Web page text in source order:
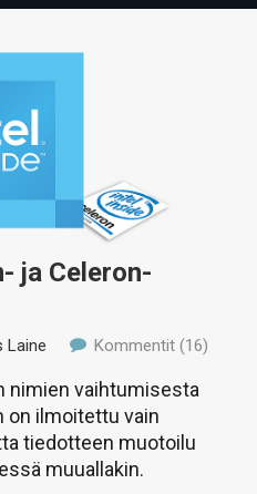
ja Celeron-
Laine Kommentit (16)
nimien vaihtumisesta
on ilmoitettu vain
tiedotteen muotoilu
muuallakin.